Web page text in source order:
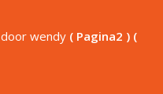
wendy ( Pagina2 ) (